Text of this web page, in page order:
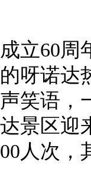
60周
呀诺达
笑语，
景区迎
人次，